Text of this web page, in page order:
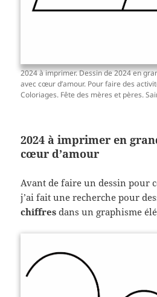
2024 à imprimer. Dessin de 2024 en
avec cœur d’amour. Pour faire des
Coloriages. Fête des mères et pères.
2024 à imprimer en
cœur d’amour
Avant de faire un dessin pour
j’ai fait une recherche pour
chiffres dans un graphisme